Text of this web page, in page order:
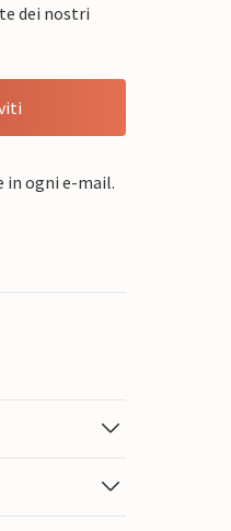
dei nostri
in ogni e-mail.